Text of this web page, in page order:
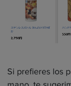
Si prefieres los